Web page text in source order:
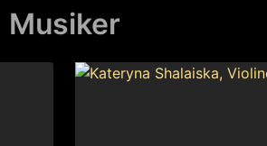
Musiker